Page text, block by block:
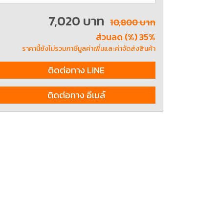
ช่าง ประเภทจับ
8 Hand and Assembly Tools /
เครื่องมือช่างสำหรับงานประกอบ
7,020 บาท 10,800 บาท
ส่วนลด (%) 35%
ราคานี้ยังไม่รวมภาษีมูลค่าเพิ่มและค่าจัดส่งสินค้า
ติดต่อทาง LINE
ติดต่อทาง อีเมล์